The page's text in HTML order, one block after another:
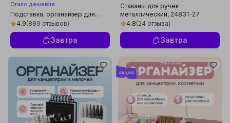
Стало дешевле
Подставка, органайзер для
канцелярии, ручек,
карандашей, косметики
4.9(889 отзывов)
Завтра
Стаканы для ручек
металлический, 24831-27
4.8(24 отзыва)
Завтра
Реклама